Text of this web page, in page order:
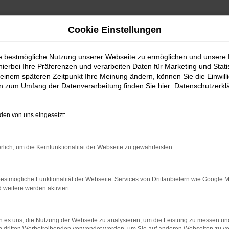
bei Autohaus
UND QUALITÄT BEI
aus der aktuellen Modellgeneration als auch ältere
Schon bevor Sie sich für einen Toyota RAV 4 entschieden
Unsere Kompetenz besteht in Erfahrung und der
auch eine Kfz-Meisterwerkstatt am Standort Miesbach.
ist ein Fehler aufgetreten.
Cookie Einstellungen
bestmögliche Nutzung unserer Webseite zu ermöglichen und unsere
Ihre Präferenzen und verarbeiten Daten für Marketing und
späteren Zeitpunkt Ihre Meinung ändern, können Sie die
zum Umfang der Datenverarbeitung finden Sie hier:
von uns eingesetzt:
um die Kernfunktionalität der Webseite zu gewährleisten.
Funktionalität der Webseite. Services von Drittanbietern wie Google
weitere werden aktiviert.
es uns, die Nutzung der Webseite zu analysieren, um die Leistung zu messen